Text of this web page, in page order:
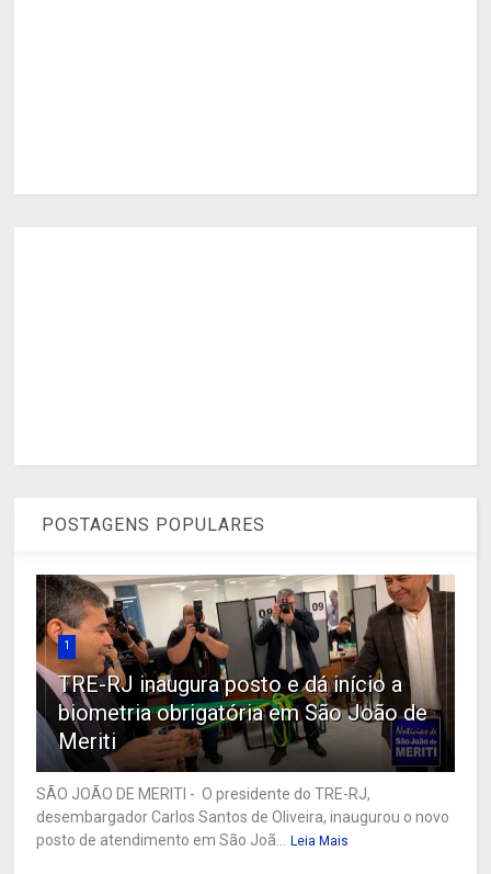
POSTAGENS POPULARES
1
TRE-RJ inaugura posto e dá início a
biometria obrigatória em São João de
Meriti
SÃO JOÃO DE MERITI - O presidente do TRE-RJ,
desembargador Carlos Santos de Oliveira, inaugurou o novo
posto de atendimento em São Joã...
Leia Mais